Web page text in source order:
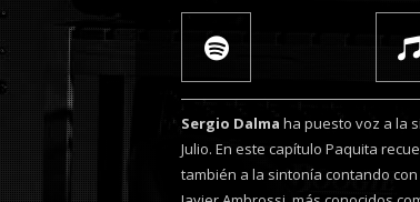
Sergio Dalma ha puesto voz a la
Julio. En este capítulo Paquita
también a la sintonía contando